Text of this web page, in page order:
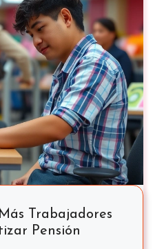
Trabajadores
Pensión